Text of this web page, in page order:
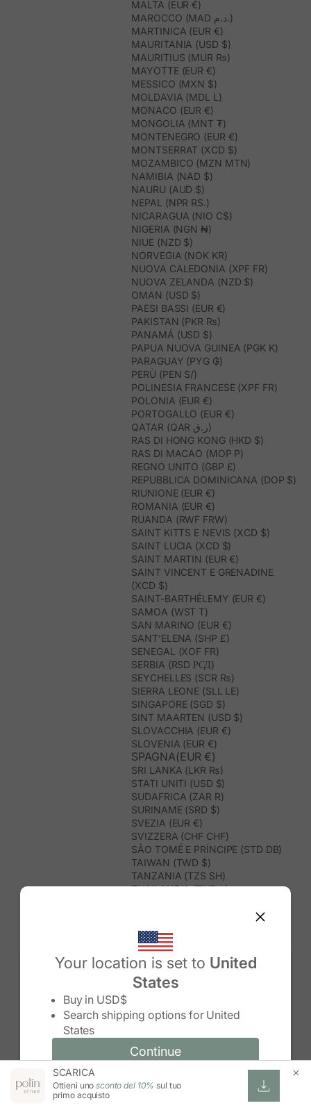
Your location is set to United
States
Buy in USD$
Search shipping options for United
States
Continue
Change country/region and language
Change country/region
Continue
MALTA (EUR €)
MAROCCO (MAD د.م.)
MARTINICA (EUR €)
MAURITANIA (USD $)
MAURITIUS (MUR ₨)
MAYOTTE (EUR €)
MESSICO (MXN $)
MOLDAVIA (MDL L)
MONACO (EUR €)
MONGOLIA (MNT ₮)
MONTENEGRO (EUR €)
MONTSERRAT (XCD $)
MOZAMBICO (MZN MTN)
NAMIBIA (NAD $)
NAURU (AUD $)
NEPAL (NPR RS.)
NICARAGUA (NIO C$)
NIGERIA (NGN ₦)
NIUE (NZD $)
NORVEGIA (NOK KR)
NUOVA CALEDONIA (XPF FR)
NUOVA ZELANDA (NZD $)
OMAN (USD $)
PAESI BASSI (EUR €)
PAKISTAN (PKR ₨)
PANAMÁ (USD $)
PAPUA NUOVA GUINEA (PGK K)
PARAGUAY (PYG ₲)
PERÙ (PEN S/)
POLINESIA FRANCESE (XPF FR)
POLONIA (EUR €)
PORTOGALLO (EUR €)
QATAR (QAR ر.ق)
RAS DI HONG KONG (HKD $)
RAS DI MACAO (MOP P)
REGNO UNITO (GBP £)
REPUBBLICA DOMINICANA (DOP $)
RIUNIONE (EUR €)
ROMANIA (EUR €)
RUANDA (RWF FRW)
SAINT KITTS E NEVIS (XCD $)
SAINT LUCIA (XCD $)
SAINT MARTIN (EUR €)
SAINT VINCENT E GRENADINE
(XCD $)
SAINT-BARTHÉLEMY (EUR €)
SAMOA (WST T)
SAN MARINO (EUR €)
SANT’ELENA (SHP £)
SENEGAL (XOF FR)
SERBIA (RSD РСД)
SEYCHELLES (SCR ₨)
SIERRA LEONE (SLL LE)
SINGAPORE (SGD $)
SINT MAARTEN (USD $)
SLOVACCHIA (EUR €)
SLOVENIA (EUR €)
SPAGNA(EUR €)
SRI LANKA (LKR ₨)
STATI UNITI (USD $)
SUDAFRICA (ZAR R)
SURINAME (SRD $)
SVEZIA (EUR €)
SVIZZERA (CHF CHF)
SÃO TOMÉ E PRÍNCIPE (STD DB)
TAIWAN (TWD $)
TANZANIA (TZS SH)
THAILANDIA (THB ฿)
TONGA (TOP T$)
TRINIDAD E TOBAGO (TTD $)
TUNISIA (USD $)
TURCHIA (TRY ₺)
TURKMENISTAN (USD $)
UNGHERIA (EUR €)
UZBEKISTAN (UZS SO'M)
VANUATU (VUV VT)
VIETNAM (VND ₫)
WALLIS E FUTUNA (XPF FR)
SCARICA
Ottieni unosconto del 10% sul tuo
primo acquisto